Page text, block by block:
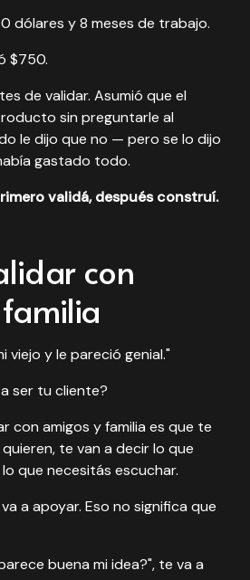
dólares y 8 meses de trabajo.
$750.
de validar. Asumió que el
sin preguntarle al
le dijo que no — pero se lo dijo
gastado todo.
validá, después construí.
con
viejo y le pareció genial."
ser tu cliente?
con amigos y familia es que te
te van a decir lo que
que necesitás escuchar.
a apoyar. Eso no significa que
buena mi idea?", te va a